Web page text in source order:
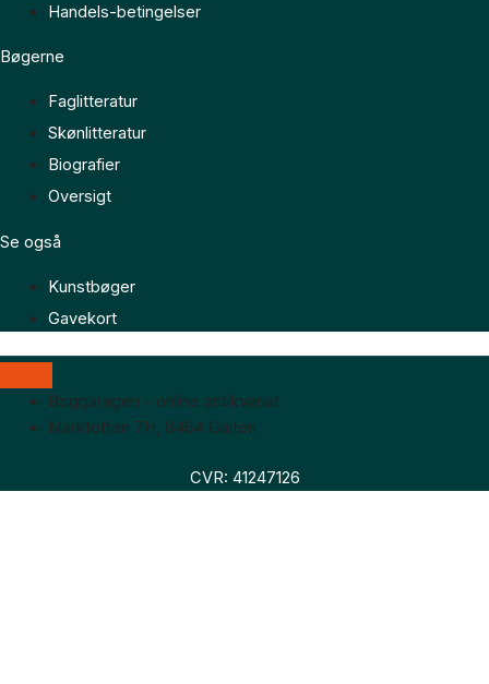
Handels-betingelser
Bøgerne
Faglitteratur
Skønlitteratur
Biografier
Oversigt
Se også
Kunstbøger
Gavekort
Boggaragen – online antikvariat
Marktoften 7H, 8464 Galten
CVR: 41247126